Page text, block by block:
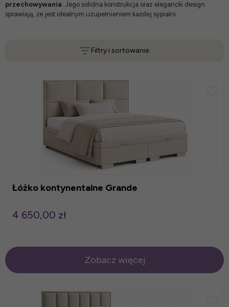
przechowywania. Jego solidna konstrukcja oraz elegancki design
sprawiają, że jest idealnym uzupełnieniem każdej sypialni.
Filtry i sortowanie:
Łóżko kontynentalne Grande
4 650,00 zł
Zobacz więcej